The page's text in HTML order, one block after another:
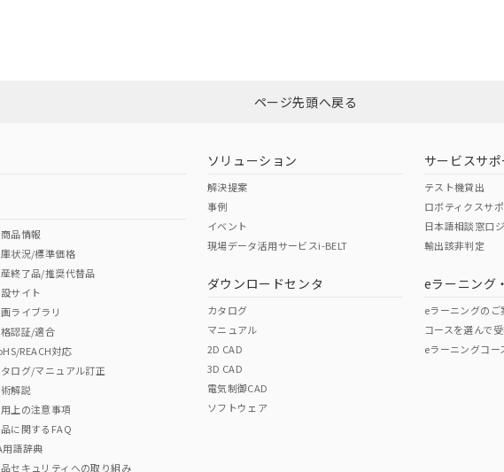
ダウンロードはこちら
Cr(VI)
っても、流通在庫等で未対応品が混在する可能性があります。
は販売店へお問い合わせください。
（日本
（アメリカ
この製品の規格認証/適合
その他の認証はこちらのページからご
ページ先頭へ戻る
品情報
状況/標準価格
終了品/推奨代替品
サイト
ライブラリ
認証/適合
REACH対応
ログ/マニュアル訂正
解説
上の注意事項
に関するFAQ
用語辞典
セキュリティへの取り組み
ソリューション
解決提案
事例
イベント
現場データ活用サービスi-BELT
ダウンロードセンタ
カタログ
マニュアル
2D CAD
3D CAD
電気制御CAD
ソフトウェア
サービスサポ
テスト機貸出
ロボティクスサ
日本語相談窓口
輸出該非判定
eラーニング
eラーニングのご
コースを選んで
eラーニングコー